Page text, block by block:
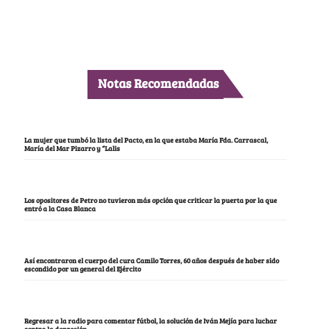
Notas Recomendadas
La mujer que tumbó la lista del Pacto, en la que estaba María Fda. Carrascal,
María del Mar Pizarro y “Lalis
Los opositores de Petro no tuvieron más opción que criticar la puerta por la que
entró a la Casa Blanca
Así encontraron el cuerpo del cura Camilo Torres, 60 años después de haber sido
escondido por un general del Ejército
Regresar a la radio para comentar fútbol, la solución de Iván Mejía para luchar